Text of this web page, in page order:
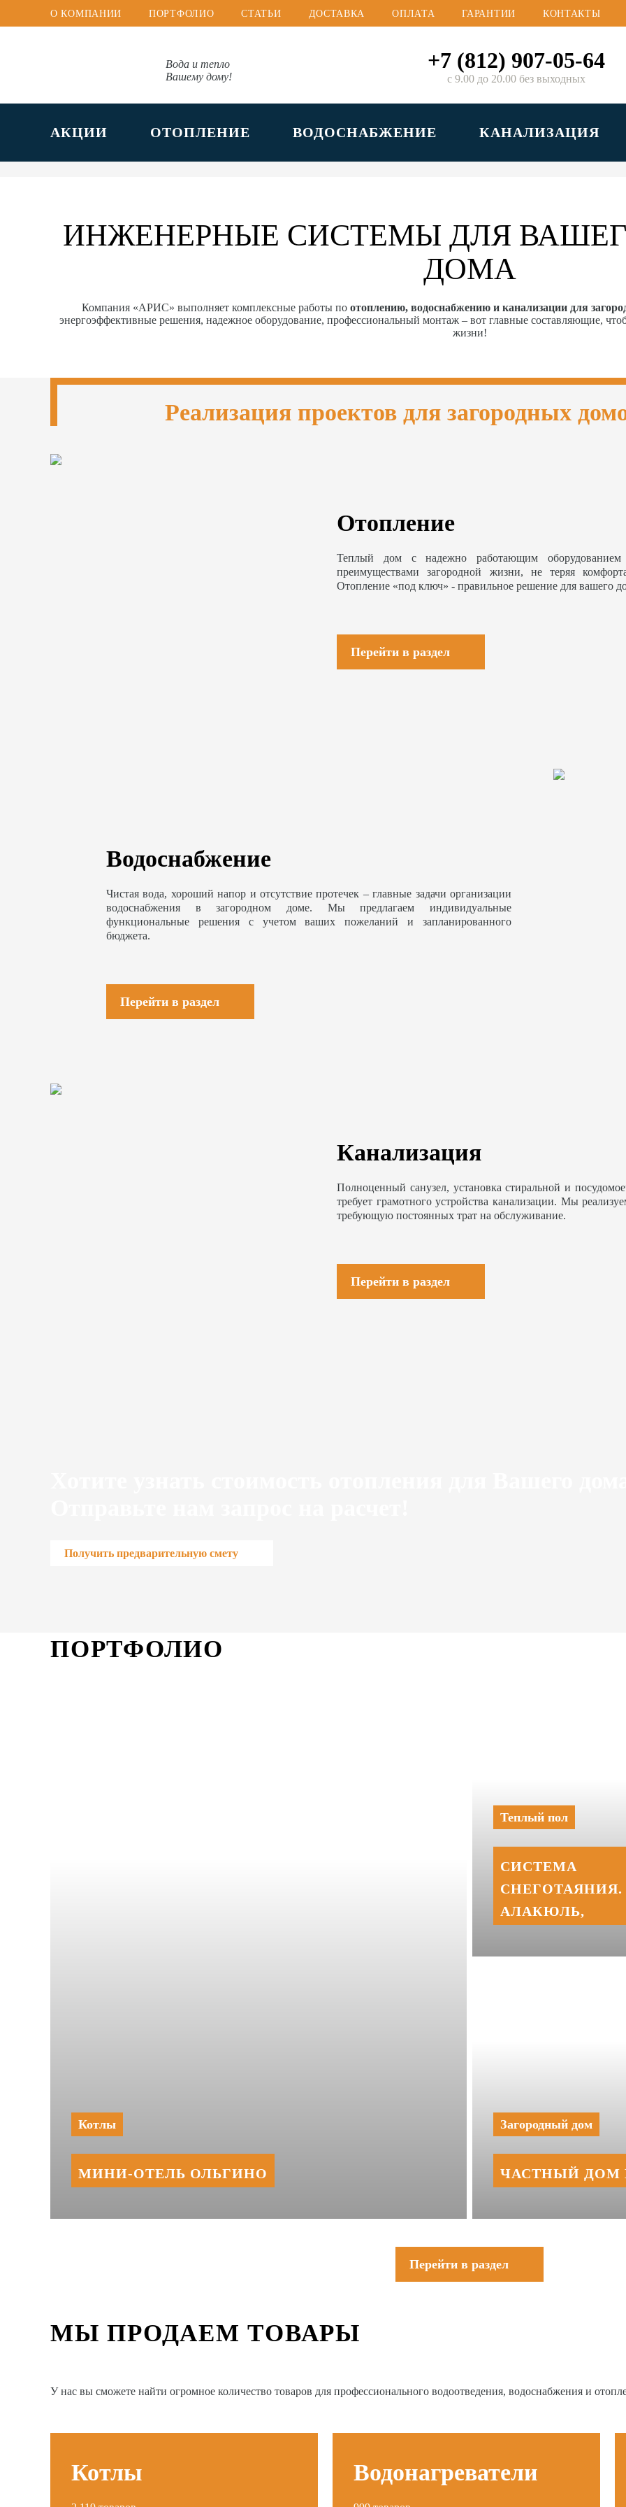
О КОМПАНИИ ПОРТФОЛИО СТАТЬИ ДОСТАВКА ОПЛАТА ГАРАНТИИ КОНТАКТЫ
Вода и тепло
Вашему дому!
+7 (812) 907-05-64
с 9.00 до 20.00 без выходных
АКЦИИ ОТОПЛЕНИЕ ВОДОСНАБЖЕНИЕ КАНАЛИЗАЦИЯ
ИНЖЕНЕРНЫЕ СИСТЕМЫ ДЛЯ
ДОМА
Компания «АРИС» выполняет комплексные работы по отоплению, водоснабжению и канализации для
энергоэффективные решения, надежное оборудование, профессиональный монтаж – вот главные составляющие,
жизни!
Реализация проектов для загородных
Отопление
Теплый дом с надежно работающим оборудованием
преимуществами загородной жизни, не теряя
Отопление «под ключ» - правильное решение для вашего
Перейти в раздел
Водоснабжение
Чистая вода, хороший напор и отсутствие протечек – главные задачи организации
водоснабжения в загородном доме. Мы предлагаем индивидуальные
функциональные решения с учетом ваших пожеланий и запланированного
бюджета.
Перейти в раздел
Канализация
Полноценный санузел, установка стиральной и
требует грамотного устройства канализации. Мы
требующую постоянных трат на обслуживание.
Перейти в раздел
Получить предварительную смету
ПОРТФОЛИО
Котлы
МИНИ‑‏ОТЕЛЬ ОЛЬГИНО
Теплый пол
СИСТЕМА
СНЕГОТАЯНИЯ.
АЛАКЮЛЬ,
Загородный дом
ЧАСТНЫЙ ДОМ
Перейти в раздел
МЫ ПРОДАЕМ ТОВАРЫ
У нас вы сможете найти огромное количество товаров для профессионального водоотведения, водоснабжения и
Котлы Водонагреватели